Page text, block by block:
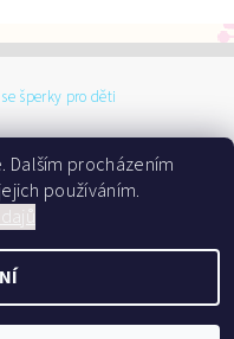
šperky pro děti
práva vyhrazena
Dalším procházením
používáním.